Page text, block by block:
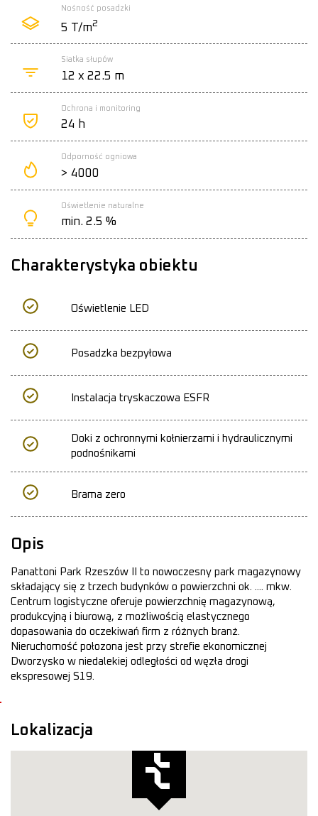
Nośność posadzki
5 T/m2
Siatka słupów
12 x 22.5 m
Ochrona i monitoring
24 h
Odporność ogniowa
> 4000
Oświetlenie naturalne
min. 2.5 %
Charakterystyka obiektu
Oświetlenie LED
Posadzka bezpyłowa
Instalacja tryskaczowa ESFR
Doki z ochronnymi kołnierzami i hydraulicznymi
podnośnikami
Brama zero
Opis
Panattoni Park Rzeszów II to nowoczesny park magazynowy
składający się z trzech budynków o powierzchni ok. .... mkw.
Centrum logistyczne oferuje powierzchnię magazynową,
produkcyjną i biurową, z możliwością elastycznego
dopasowania do oczekiwań firm z różnych branż.
Nieruchomość połozona jest przy strefie ekonomicznej
Dworzysko w niedalekiej odległości od węzła drogi
ekspresowej S19.
Lokalizacja